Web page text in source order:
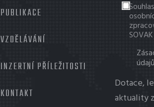
PUBLIKACE
VZDĚLÁVÁNÍ
INZERTNÍ PŘÍLEŽITOSTI
KONTAKT
Dotace,
aktuality